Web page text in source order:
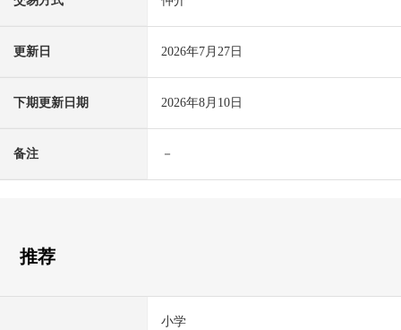
更新日 2026年7月27日
下期更新日期 2026年8月10日
备注 －
推荐
小学